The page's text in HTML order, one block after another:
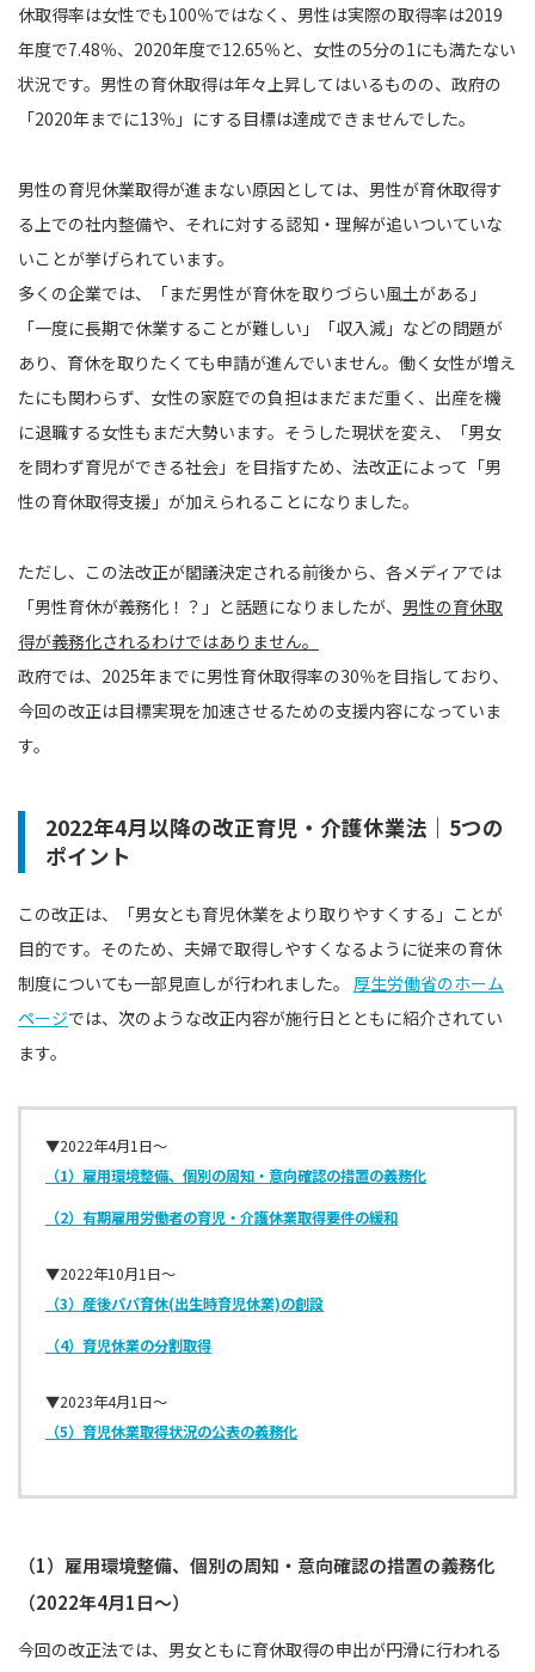
休取得率は女性でも100％ではなく、男性は実際の取得率は2019
年度で7.48％、2020年度で12.65％と、女性の5分の1にも満たない
状況です。男性の育休取得は年々上昇してはいるものの、政府の
「2020年までに13％」にする目標は達成できませんでした。
男性の育児休業取得が進まない原因としては、男性が育休取得す
る上での社内整備や、それに対する認知・理解が追いついていな
いことが挙げられています。
多くの企業では、「まだ男性が育休を取りづらい風土がある」
「一度に長期で休業することが難しい」「収入減」などの問題が
あり、育休を取りたくても申請が進んでいません。働く女性が増え
たにも関わらず、女性の家庭での負担はまだまだ重く、出産を機
に退職する女性もまだ大勢います。そうした現状を変え、「男女
を問わず育児ができる社会」を目指すため、法改正によって「男
性の育休取得支援」が加えられることになりました。
ただし、この法改正が閣議決定される前後から、各メディアでは
「男性育休が義務化！？」と話題になりましたが、 男性の育休取
得が義務化されるわけではありません。
政府では、2025年までに男性育休取得率の30％を目指しており、
今回の改正は目標実現を加速させるための支援内容になっていま
す。
2022年4月以降の改正育児・介護休業法｜5つの
ポイント
この改正は、「男女とも育児休業をより取りやすくする」ことが
目的です。そのため、夫婦で取得しやすくなるように従来の育休
制度についても一部見直しが行われました。 厚生労働省のホーム
ページでは、次のような改正内容が施行日とともに紹介されてい
ます。
▼2022年4月1日～
（1）雇用環境整備、個別の周知・意向確認の措置の義務化
（2）有期雇用労働者の育児・介護休業取得要件の緩和
▼2022年10月1日～
（3）産後パパ育休(出生時育児休業)の創設
（4）育児休業の分割取得
▼2023年4月1日～
（5）育児休業取得状況の公表の義務化
（1）雇用環境整備、個別の周知・意向確認の措置の義務化
（2022年4月1日〜）
今回の改正法では、男女ともに育休取得の申出が円滑に行われる